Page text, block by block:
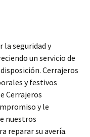
la seguridad y
un servicio de
disposición. Cerrajeros
y festivos
Cerrajeros
y le
nuestros
reparar su avería.